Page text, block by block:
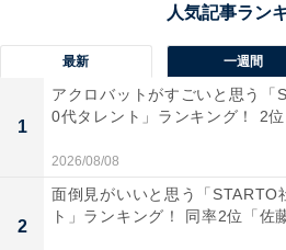
た（20代女性／宮城県）」「タ
するほどおいしかった（30代男
は敵わないと思わせるタンだと
京都）」などのコメントが寄せ
最新 一週間
1
アクロバットがすごいと思う「
0代タレント」ランキング！ 2位
2026/08/08
2
面倒見がいいと思う「STARTO
ト」ランキング！ 同率2位「佐